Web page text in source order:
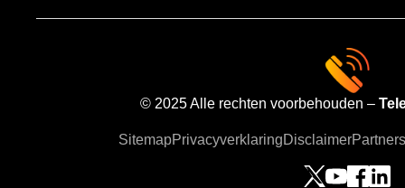
© 2025 Alle rechten voorbehouden –
SitemapPrivacyverklaringDisclaimerPartners